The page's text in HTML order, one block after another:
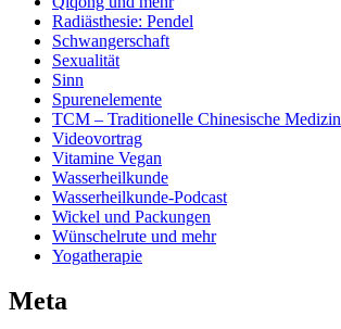
Radiästhesie: Pendel
Schwangerschaft
Sexualität
Sinn
Spurenelemente
TCM – Traditionelle Chinesische Medizin
Videovortrag
Vitamine Vegan
Wasserheilkunde
Wasserheilkunde-Podcast
Wickel und Packungen
Wünschelrute und mehr
Yogatherapie
Meta